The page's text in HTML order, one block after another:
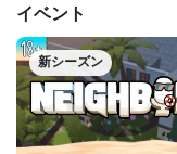
イベント
新シーズン